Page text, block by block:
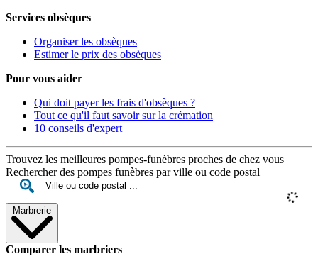
Services obsèques
Organiser les obsèques
Estimer le prix des obsèques
Pour vous aider
Qui doit payer les frais d'obsèques ?
Tout ce qu'il faut savoir sur la crémation
10 conseils d'expert
Trouvez les meilleures pompes-funèbres proches de chez vous
Rechercher des pompes funèbres par ville ou code postal
Marbrerie
Comparer les marbriers